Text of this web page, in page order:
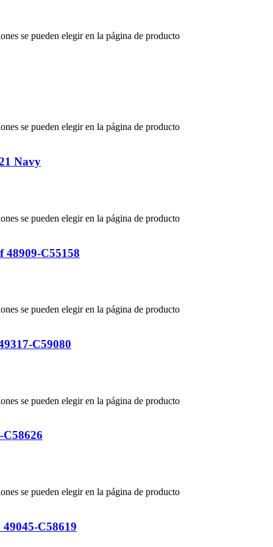
se pueden elegir en la página de producto
se pueden elegir en la página de producto
Navy
se pueden elegir en la página de producto
48909-C55158
se pueden elegir en la página de producto
C59080
se pueden elegir en la página de producto
se pueden elegir en la página de producto
C58619